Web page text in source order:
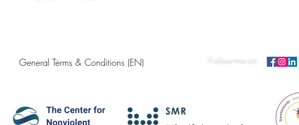
General Terms & Conditions (EN) Follow me on